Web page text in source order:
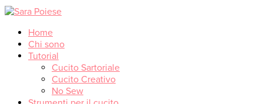
Home
Chi sono
Tutorial
Cucito Sartoriale
Cucito Creativo
No Sew